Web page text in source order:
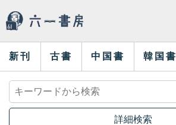
新刊 古書 中国書 韓国書
詳細検索